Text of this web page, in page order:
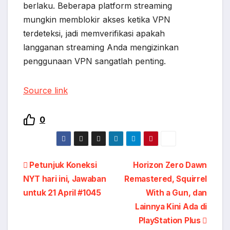
berlaku. Beberapa platform streaming
mungkin memblokir akses ketika VPN
terdeteksi, jadi memverifikasi apakah
langganan streaming Anda mengizinkan
penggunaan VPN sangatlah penting.
Source link
0
Horizon Zero Dawn
Remastered, Squirrel
With a Gun, dan
Lainnya Kini Ada di
PlayStation Plus
Petunjuk Koneksi
NYT hari ini, Jawaban
untuk 21 April #1045